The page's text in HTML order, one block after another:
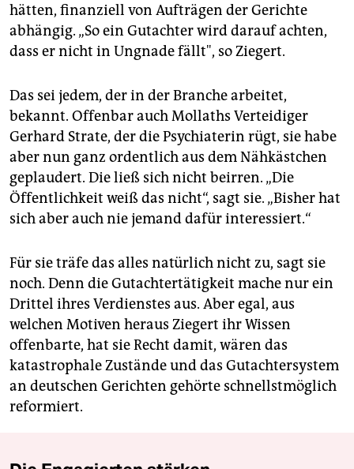
hätten, finanziell von Aufträgen der Gerichte
abhängig. „So ein Gutachter wird darauf achten,
dass er nicht in Ungnade fällt", so Ziegert.
Das sei jedem, der in der Branche arbeitet,
bekannt. Offenbar auch Mollaths Verteidiger
Gerhard Strate, der die Psychiaterin rügt, sie habe
aber nun ganz ordentlich aus dem Nähkästchen
geplaudert. Die ließ sich nicht beirren. „Die
Öffentlichkeit weiß das nicht“, sagt sie. „Bisher hat
sich aber auch nie jemand dafür interessiert.“
Für sie träfe das alles natürlich nicht zu, sagt sie
noch. Denn die Gutachtertätigkeit mache nur ein
Drittel ihres Verdienstes aus. Aber egal, aus
welchen Motiven heraus Ziegert ihr Wissen
offenbarte, hat sie Recht damit, wären das
katastrophale Zustände und das Gutachtersystem
an deutschen Gerichten gehörte schnellstmöglich
reformiert.